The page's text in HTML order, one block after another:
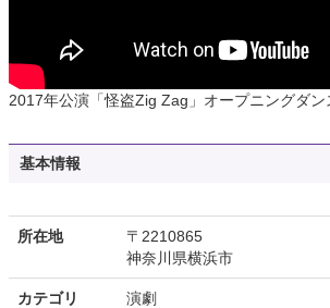
2017年公演「怪盗Zig Zag」オープニングダン
基本情報
所在地
〒2210865
神奈川県横浜市
カテゴリ 演劇